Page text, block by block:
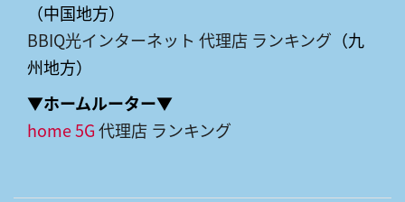
（中国地方）
BBIQ光インターネット 代理店 ランキング （九
州地方）
▼ホームルーター▼
home 5G代理店 ランキング